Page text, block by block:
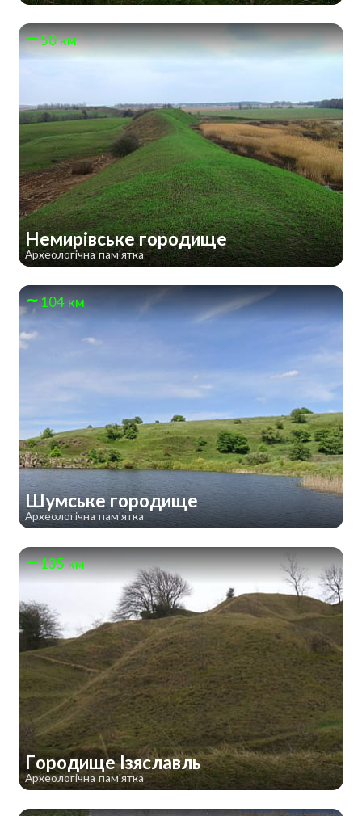
50 км
Немирівське городище
Археологічна пам'ятка
104 км
Шумське городище
Археологічна пам'ятка
135 км
Городище Ізяславль
Археологічна пам'ятка